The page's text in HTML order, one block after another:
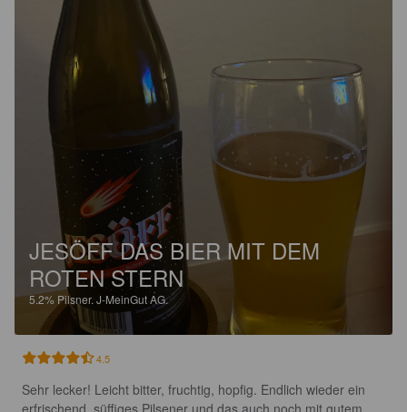
JESÖFF DAS BIER MIT DEM
ROTEN STERN
5.2% Pilsner. J-MeinGut AG.
4.5
Sehr lecker! Leicht bitter, fruchtig, hopfig. Endlich wieder ein
erfrischend, süffiges Pilsener und das auch noch mit gutem